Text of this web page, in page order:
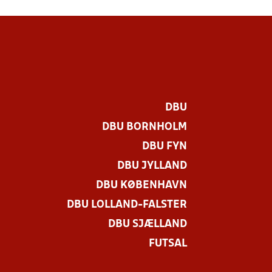
DBU
DBU BORNHOLM
DBU FYN
DBU JYLLAND
DBU KØBENHAVN
DBU LOLLAND-FALSTER
DBU SJÆLLAND
FUTSAL